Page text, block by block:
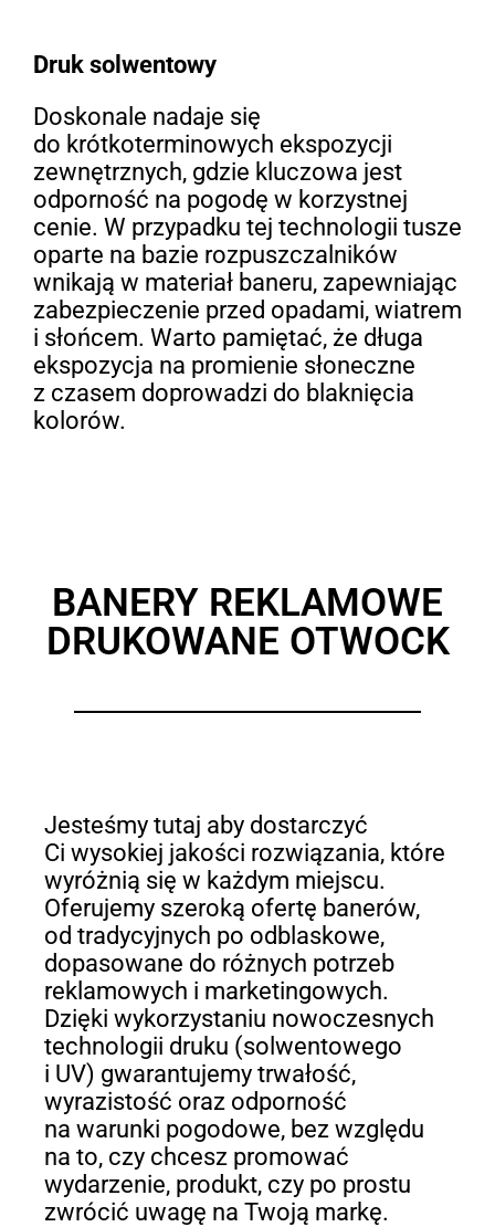
Druk solwentowy
Doskonale nadaje się
do krótkoterminowych ekspozycji
zewnętrznych, gdzie kluczowa jest
odporność na pogodę w korzystnej
cenie. W przypadku tej technologii tusze
oparte na bazie rozpuszczalników
wnikają w materiał baneru, zapewniając
zabezpieczenie przed opadami, wiatrem
i słońcem. Warto pamiętać, że długa
ekspozycja na promienie słoneczne
z czasem doprowadzi do blaknięcia
kolorów.
BANERY REKLAMOWE
DRUKOWANE OTWOCK
Jesteśmy tutaj aby dostarczyć
Ci wysokiej jakości rozwiązania, które
wyróżnią się w każdym miejscu.
Oferujemy szeroką ofertę banerów,
od tradycyjnych po odblaskowe,
dopasowane do różnych potrzeb
reklamowych i marketingowych.
Dzięki wykorzystaniu nowoczesnych
technologii druku (solwentowego
i UV) gwarantujemy trwałość,
wyrazistość oraz odporność
na warunki pogodowe, bez względu
na to, czy chcesz promować
wydarzenie, produkt, czy po prostu
zwrócić uwagę na Twoją markę.